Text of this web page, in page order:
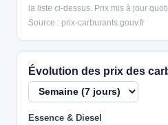
la liste ci-dessus. Prix mis à jour
Source : prix-carburants.gouv.fr
Évolution des prix des
Essence & Diesel